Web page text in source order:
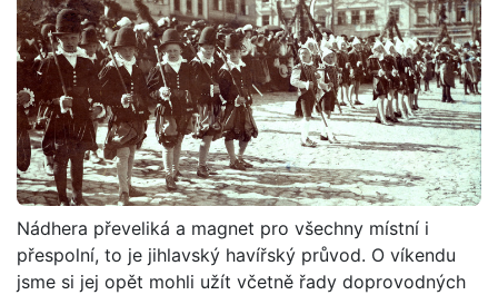
Nádhera převeliká a magnet pro všechny místní i
přespolní, to je jihlavský havířský průvod. O víkendu
jsme si jej opět mohli užít včetně řady doprovodných